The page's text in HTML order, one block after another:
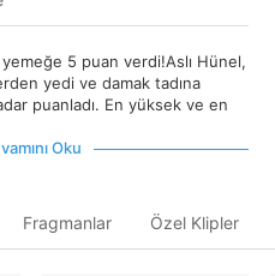
5 puan verdi!Aslı Hünel,
yedi ve damak tadına
puanladı. En yüksek ve en
Oku
Fragmanlar Özel Klipler